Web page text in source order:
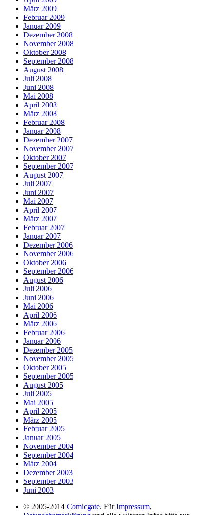
März 2009
Februar 2009
Januar 2009
Dezember 2008
November 2008
Oktober 2008
September 2008
August 2008
Juli 2008
Juni 2008
Mai 2008
April 2008
März 2008
Februar 2008
Januar 2008
Dezember 2007
November 2007
Oktober 2007
September 2007
August 2007
Juli 2007
Juni 2007
Mai 2007
April 2007
März 2007
Februar 2007
Januar 2007
Dezember 2006
November 2006
Oktober 2006
September 2006
August 2006
Juli 2006
Juni 2006
Mai 2006
April 2006
März 2006
Februar 2006
Januar 2006
Dezember 2005
November 2005
Oktober 2005
September 2005
August 2005
Juli 2005
Mai 2005
April 2005
März 2005
Februar 2005
Januar 2005
November 2004
September 2004
März 2004
Dezember 2003
September 2003
Juni 2003
© 2005-2014 Comicgate. FürImpressum,